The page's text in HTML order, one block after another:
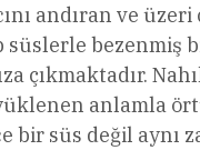
andıran ve
süslerle bezenmiş
çıkmaktadır.
anlamla
bir süs değil aynı